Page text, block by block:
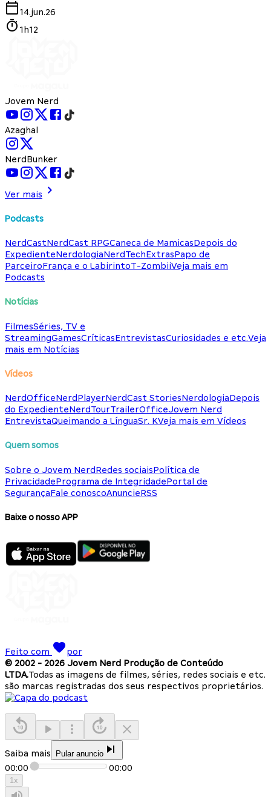
14.jun.26
1h12
Jovem Nerd
Azaghal
NerdBunker
Ver mais
Podcasts
NerdCastNerdCast RPGCaneca de MamicasDepois do
ExpedienteNerdologiaNerdTechExtrasPapo de
ParceiroFrança e o LabirintoT-ZombiiVeja mais em
Podcasts
Notícias
FilmesSéries, TV e
StreamingGamesCríticasEntrevistasCuriosidades e etc.Veja
mais em Notícias
Vídeos
NerdOfficeNerdPlayerNerdCast StoriesNerdologiaDepois
do ExpedienteNerdTourTrailerOfficeJovem Nerd
EntrevistaQueimando a LínguaSr. KVeja mais em Vídeos
Quem somos
Sobre o Jovem NerdRedes sociaisPolítica de
PrivacidadePrograma de IntegridadePortal de
SegurançaFale conoscoAnuncieRSS
Baixe o nosso APP
Feito com
por
© 2002 - 2026 Jovem Nerd Produção de Conteúdo
LTDA.Todas as imagens de filmes, séries, redes sociais e etc.
são marcas registradas dos seus respectivos proprietários.
Saiba mais Pular anuncio
00:00 00:00
1x